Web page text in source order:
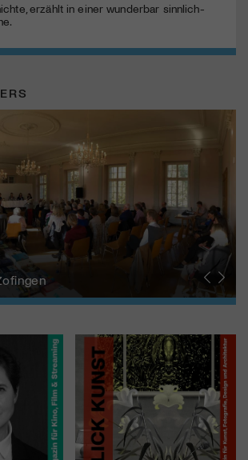
erzählt in einer wunderbar sinnlich-
der Schweiz